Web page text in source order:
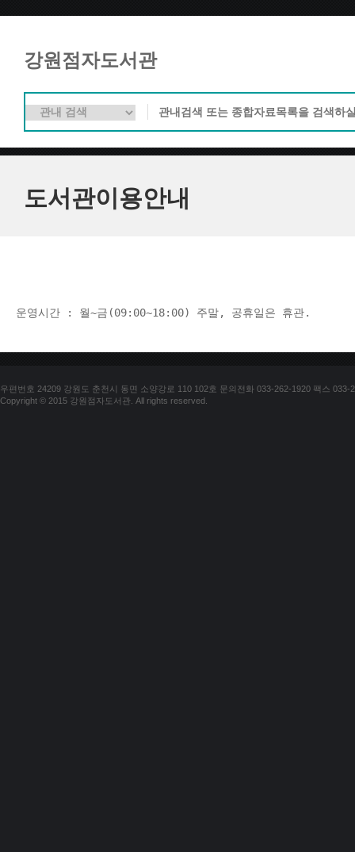
강원점자도서관
도서관이용안내
운영시간 : 월~금(09:00~18:00) 주말, 공휴일은 휴관.
우편번호 24209 강원도 춘천시 동면 소양강로 110 102호 문의전화 033-262-1920 팩스 033-
Copyright © 2015 강원점자도서관. All rights reserved.